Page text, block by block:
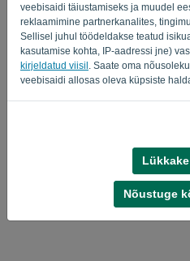
veebisaidi täiustamiseks ja muudel
reklaamimine partnerkanalites,
Sellisel juhul töödeldakse teatud
kasutamise kohta, IP-aadressi jne)
kirjeldatud viisil . Saate oma
veebisaidi allosas oleva küpsiste
Nõustuge
LOGI
Tingimused